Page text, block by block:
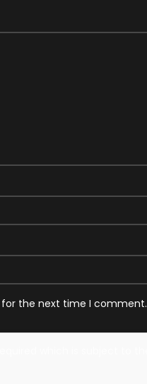
for the next time I comment.